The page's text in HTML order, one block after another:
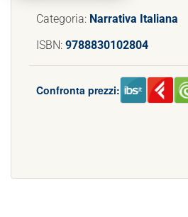
Categoria: Narrativa Italiana
ISBN: 9788830102804
Confronta prezzi: